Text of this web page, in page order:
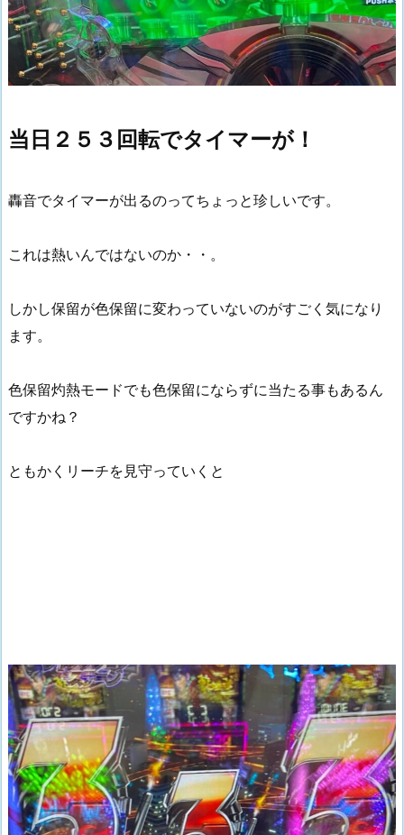
当日２５３回転でタイマーが！
轟音でタイマーが出るのってちょっと珍しいです。
これは熱いんではないのか・・。
しかし保留が色保留に変わっていないのがすごく気になり
ます。
色保留灼熱モードでも色保留にならずに当たる事もあるん
ですかね？
ともかくリーチを見守っていくと